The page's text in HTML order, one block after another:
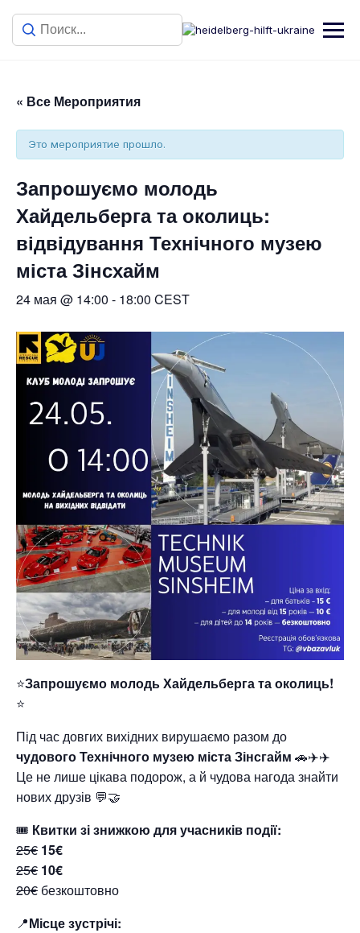
« Все Мероприятия
Это мероприятие прошло.
Запрошуємо молодь
Хайдельберга та околиць:
відвідування Технічного музею
міста Зінсхайм
24 мая @ 14:00 - 18:00 CEST
⭐️Запрошуємо молодь Хайдельберга та околиць!
⭐️
Під час довгих вихідних вирушаємо разом до
чудового Технічного музею міста Зінсгайм 🚗✈️✈️
Це не лише цікава подорож, а й чудова нагода знайти
нових друзів 💬🤝
🎟 Квитки зі знижкою для учасників події:
25€ 15€
25€ 10€
20€ безкоштовно
📍Місце зустрічі: